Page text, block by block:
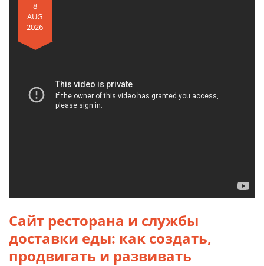
8
AUG
2026
Сайт ресторана и службы
доставки еды: как создать,
продвигать и развивать